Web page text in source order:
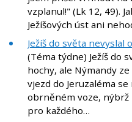
vzplanul!" (Lk 12, 49).
Ježíšových úst ani
Ježíš do světa nevyslal
(Téma týdne) Ježíš do
hochy, ale Nýmandy
vjezd do Jeruzaléma
obrněném voze, nýbrž
pro každého…